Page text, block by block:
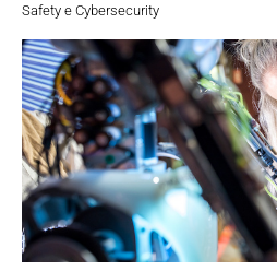
Safety e Cybersecurity